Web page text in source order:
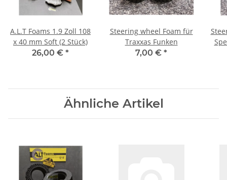
A.L.T Foams 1.9 Zoll 108
x 40 mm Soft (2 Stück)
26,00 € *
Steering wheel Foam für
Traxxas Funken
7,00 € *
Ähnliche Artikel